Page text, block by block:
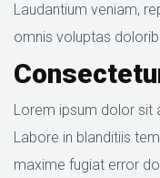
Laudantium veniam,
omnis voluptas
Lorem ipsum dolor sit
Labore in blanditiis
maxime fugiat error